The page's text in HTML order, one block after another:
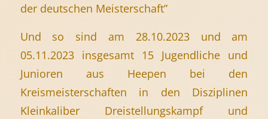
der deutschen Meisterschaft”
Und so sind am 28.10.2023 und am
05.11.2023 insgesamt 15 Jugendliche und
Junioren aus Heepen bei den
Kreismeisterschaften in den Disziplinen
Kleinkaliber Dreistellungskampf und